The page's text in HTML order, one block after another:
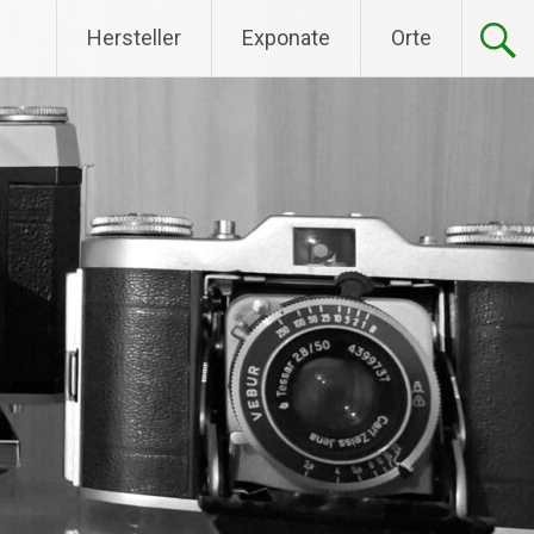
Hersteller Exponate Orte